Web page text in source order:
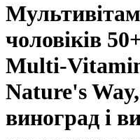
чоловіків
Multi-
Nature's
виноград і